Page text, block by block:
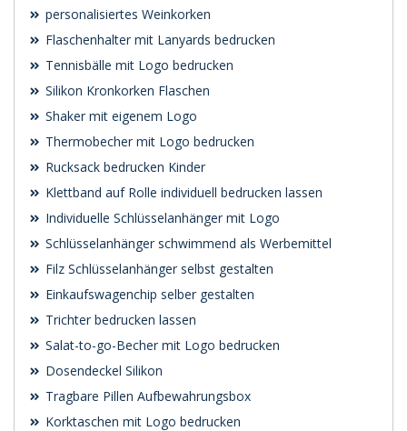
personalisiertes Weinkorken
Flaschenhalter mit Lanyards bedrucken
Tennisbälle mit Logo bedrucken
Silikon Kronkorken Flaschen
Shaker mit eigenem Logo
Thermobecher mit Logo bedrucken
Rucksack bedrucken Kinder
Klettband auf Rolle individuell bedrucken lassen
Individuelle Schlüsselanhänger mit Logo
Schlüsselanhänger schwimmend als Werbemittel
Filz Schlüsselanhänger selbst gestalten
Einkaufswagenchip selber gestalten
Trichter bedrucken lassen
Salat-to-go-Becher mit Logo bedrucken
Dosendeckel Silikon
Tragbare Pillen Aufbewahrungsbox
Korktaschen mit Logo bedrucken